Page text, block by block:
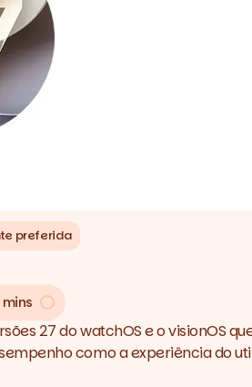
preferida
mins
27 do watchOS e o visionOS
como a experiência do